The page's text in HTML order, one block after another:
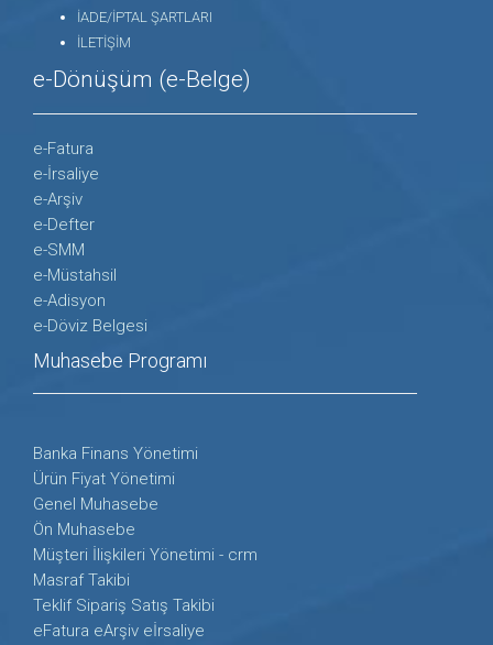
İADE/İPTAL ŞARTLARI
İLETİŞİM
e-Dönüşüm (e-Belge)
e-Fatura
e-İrsaliye
e-Arşiv
e-Defter
e-SMM
e-Müstahsil
e-Adisyon
e-Döviz Belgesi
Muhasebe Programı
Banka Finans Yönetimi
Ürün Fiyat Yönetimi
Genel Muhasebe
Ön Muhasebe
Müşteri İlişkileri Yönetimi - crm
Masraf Takibi
Teklif Sipariş Satış Takibi
eFatura eArşiv eİrsaliye